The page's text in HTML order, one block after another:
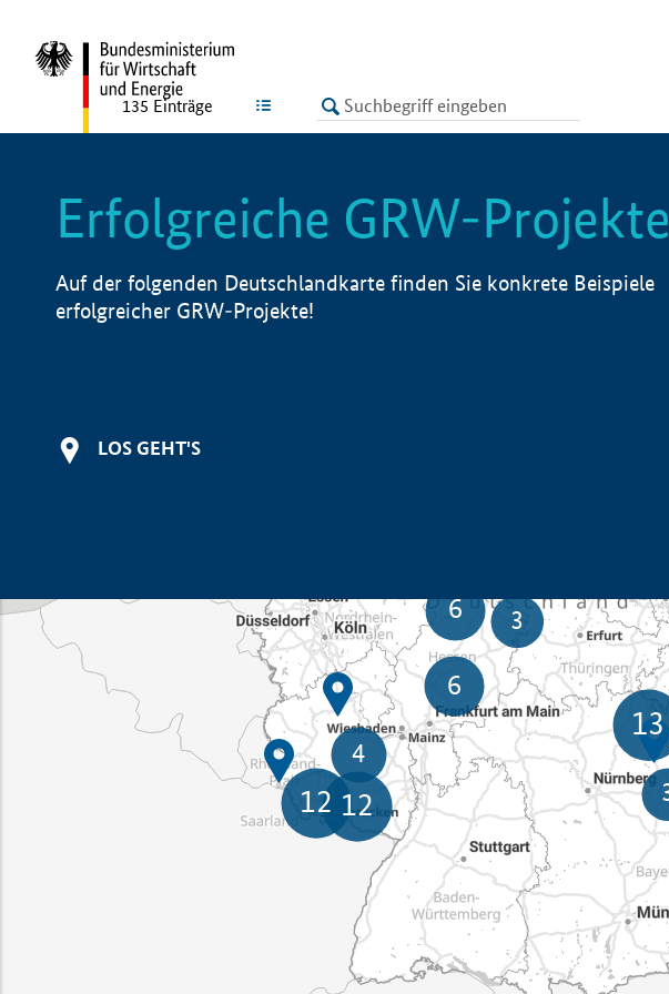
LISTE
135 Einträge
Erfolgreiche GRW-Projekte
Auf der folgenden Deutschlandkarte finden Sie konkrete Beispiele
erfolgreicher GRW-Projekte!
LOS GEHT'S